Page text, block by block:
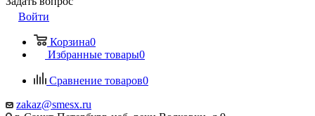
Войти
Корзина0
Избранные товары0
Сравнение товаров0
zakaz@smesx.ru